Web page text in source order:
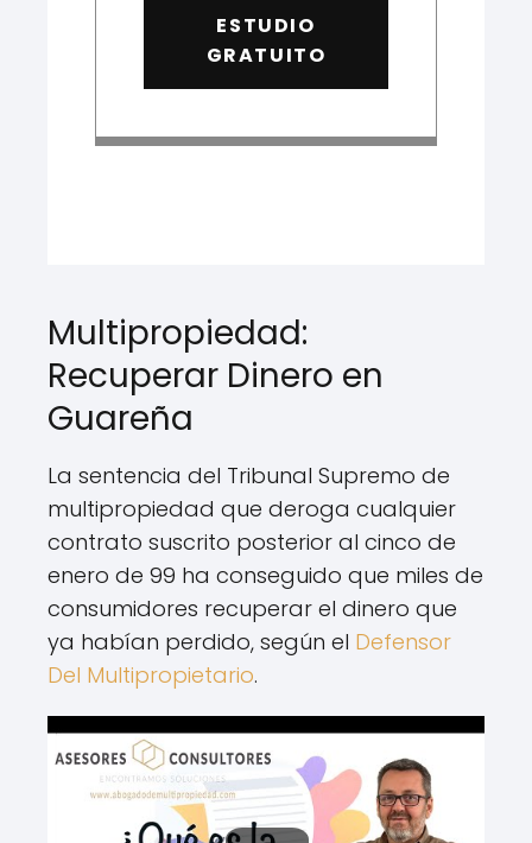
ESTUDIO
GRATUITO
Multipropiedad:
Recuperar Dinero en
Guareña
La sentencia del Tribunal Supremo de
multipropiedad que deroga cualquier
contrato suscrito posterior al cinco de
enero de 99 ha conseguido que miles de
consumidores recuperar el dinero que
ya habían perdido, según el Defensor
Del Multipropietario.